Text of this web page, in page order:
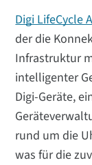
Digi LifeCycle
der die
Infrastruktur
intelligenter
Digi-Geräte,
rund um die
was für die